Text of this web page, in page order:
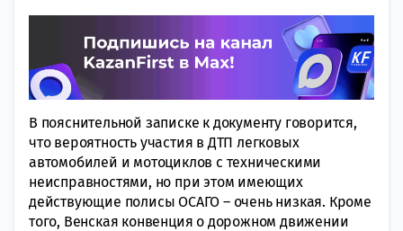
В пояснительной записке к документу говорится,
что вероятность участия в ДТП легковых
автомобилей и мотоциклов с техническими
неисправностями, но при этом имеющих
действующие полисы ОСАГО – очень низкая. Кроме
того, Венская конвенция о дорожном движении